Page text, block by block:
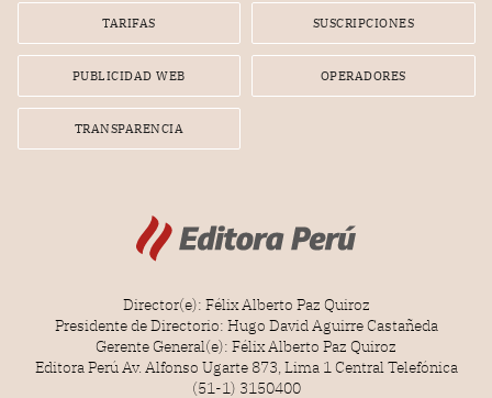
TARIFAS SUSCRIPCIONES
PUBLICIDAD WEB OPERADORES
TRANSPARENCIA
Director(e): Félix Alberto Paz Quiroz
Presidente de Directorio: Hugo David Aguirre Castañeda
Gerente General(e): Félix Alberto Paz Quiroz
Editora Perú Av. Alfonso Ugarte 873, Lima 1 Central Telefónica
(51-1) 3150400